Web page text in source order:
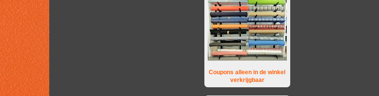
Coupons alleen in de winkel
verkrijgbaar